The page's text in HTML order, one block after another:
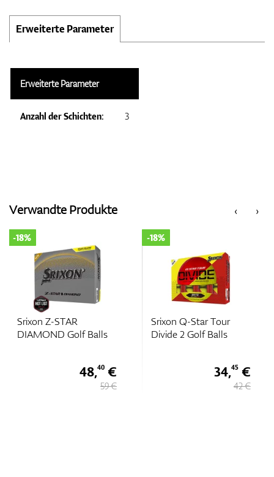
Erweiterte Parameter
Erweiterte Parameter
Anzahl der Schichten: 3
‹
Verwandte Produkte ›
Srixon Z-STAR
DIAMOND Golf Balls
-18%
48,40€
59 €
Srixon Q-Star Tour
Divide 2 Golf Balls
-18%
34,45€
42 €